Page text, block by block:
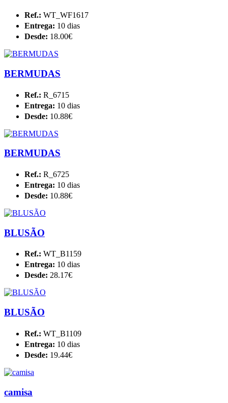
Ref.: WT_WF1617
Entrega: 10 dias
Desde: 18.00€
BERMUDAS
Ref.: R_6715
Entrega: 10 dias
Desde: 10.88€
BERMUDAS
Ref.: R_6725
Entrega: 10 dias
Desde: 10.88€
BLUSÃO
Ref.: WT_B1159
Entrega: 10 dias
Desde: 28.17€
BLUSÃO
Ref.: WT_B1109
Entrega: 10 dias
Desde: 19.44€
camisa